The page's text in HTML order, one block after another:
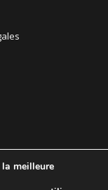
meilleure